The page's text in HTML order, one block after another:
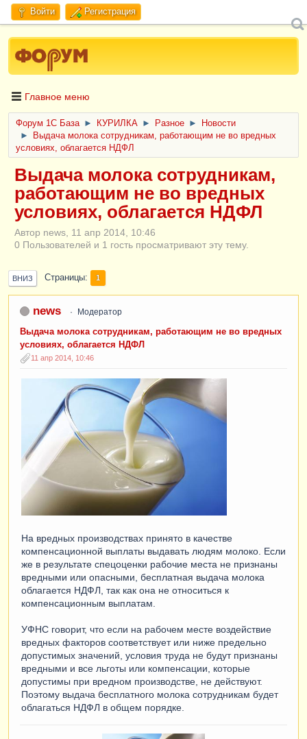
Войти Регистрация
Главное меню
Форум 1C База ► КУРИЛКА ► Разное ►
Новости
►
Выдача молока сотрудникам, работающим не во вредных
условиях, облагается НДФЛ
Выдача молока сотрудникам,
работающим не во вредных
условиях, облагается НДФЛ
Автор news, 11 апр 2014, 10:46
0 Пользователей и 1 гость просматривают эту тему.
ВНИЗ Страницы 1
news Модератор
Выдача молока сотрудникам, работающим не во вредных
условиях, облагается НДФЛ
11 апр 2014, 10:46
На вредных производствах принято в качестве
компенсационной выплаты выдавать людям молоко. Если
же в результате спецоценки рабочие места не признаны
вредными или опасными, бесплатная выдача молока
облагается НДФЛ, так как она не относиться к
компенсационным выплатам.
УФНС говорит, что если на рабочем месте воздействие
вредных факторов соответствует или ниже предельно
допустимых значений, условия труда не будут признаны
вредными и все льготы или компенсации, которые
допустимы при вредном производстве, не действуют.
Поэтому выдача бесплатного молока сотрудникам будет
облагаться НДФЛ в общем порядке.